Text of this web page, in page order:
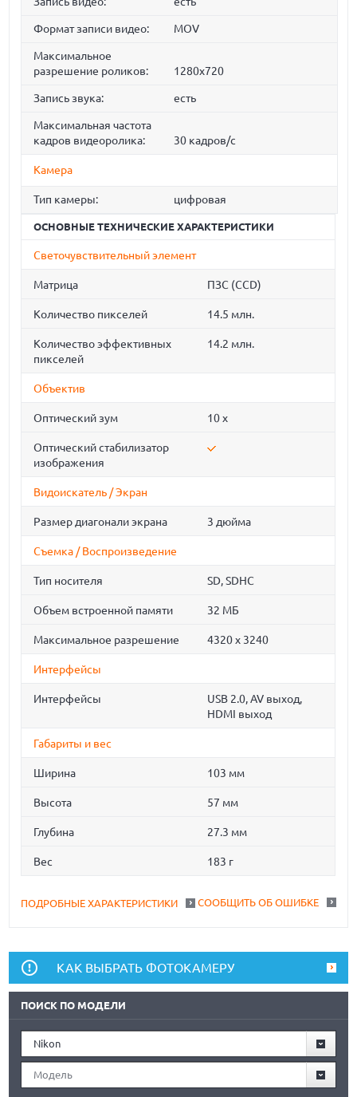
Формат записи видео: MOV
Максимальное
разрешение роликов:
1280x720
Запись звука: есть
Максимальная частота
кадров видеоролика:
30 кадров/с
Камера
Тип камеры: цифровая
ОСНОВНЫЕ ТЕХНИЧЕСКИЕ ХАРАКТЕРИСТИКИ
Светочувствительный элемент
Матрица ПЗС (CCD)
Количество пикселей 14.5 млн.
Количество эффективных
пикселей
14.2 млн.
Объектив
Оптический зум 10 x
Оптический стабилизатор
изображения
Видоискатель / Экран
Размер диагонали экрана 3 дюйма
Съемка / Воспроизведение
Тип носителя SD, SDHC
Объем встроенной памяти 32 МБ
Максимальное разрешение 4320 x 3240
Интерфейсы
Интерфейсы
USB 2.0, AV выход,
HDMI выход
Габариты и вес
Ширина 103 мм
Высота 57 мм
Глубина 27.3 мм
Вес 183 г
СООБЩИТЬ ОБ ОШИБКЕ
ПОДРОБНЫЕ ХАРАКТЕРИСТИКИ
КАК ВЫБРАТЬ ФОТОКАМЕРУ
ПОИСК ПО МОДЕЛИ
Nikon
Модель